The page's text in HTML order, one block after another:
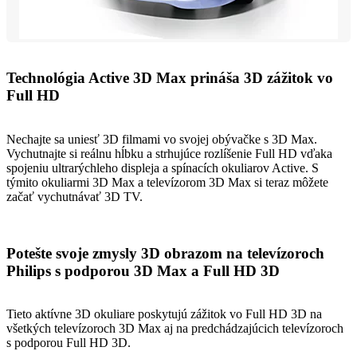
Technológia Active 3D Max prináša 3D zážitok vo
Full HD
Nechajte sa uniesť 3D filmami vo svojej obývačke s 3D Max.
Vychutnajte si reálnu hĺbku a strhujúce rozlíšenie Full HD vďaka
spojeniu ultrarýchleho displeja a spínacích okuliarov Active. S
týmito okuliarmi 3D Max a televízorom 3D Max si teraz môžete
začať vychutnávať 3D TV.
Potešte svoje zmysly 3D obrazom na televízoroch
Philips s podporou 3D Max a Full HD 3D
Tieto aktívne 3D okuliare poskytujú zážitok vo Full HD 3D na
všetkých televízoroch 3D Max aj na predchádzajúcich televízoroch
s podporou Full HD 3D.